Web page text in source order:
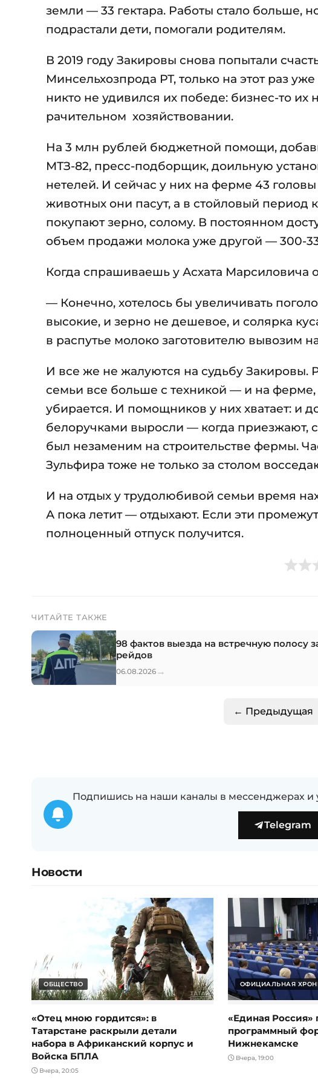
земли — 33 гектара. Работы стало больше,
подрастали дети, помогали родителям.
В 2019 году Закировы снова попытали
Минсельхозпрода РТ, только на этот раз
никто не удивился их победе: бизнес-то
рачительном хозяйствовании.
На 3 млн рублей бюджетной помощи,
МТЗ-82, пресс-подборщик, доильную
нетелей. И сейчас у них на ферме 43
животных они пасут, а в стойловый период
покупают зерно, солому. В постоянном
объем продажи молока уже другой — 300-
Когда спрашиваешь у Асхата Марсиловича о
— Конечно, хотелось бы увеличивать
высокие, и зерно не дешевое, и солярка
в распутье молоко заготовителю вывозим
И все же не жалуются на судьбу Закировы.
семьи все больше с техникой — и на
убирается. И помощников у них хватает: и
белоручками выросли — когда приезжают,
был незаменим на строительстве фермы.
Зульфира тоже не только за столом
И на отдых у трудолюбивой семьи время
А пока летит — отдыхают. Если эти
полноценный отпуск получится.
ЧИТАЙТЕ ТАКЖЕ
98 фактов выезда на встречную полосу
рейдов
06.08.2026 →
← Предыдущая
Подпишись на наши каналы в мессенджерах и
Telegram
Новости
ОБЩЕСТВО
«Отец мною гордится»: в
Татарстане раскрыли детали
набора в Африканский корпус и
Войска БПЛА
Вчера, 20:05
ОФИЦИАЛЬНАЯ
«Единая Россия»
программный
Нижнекамске
Вчера, 19:00